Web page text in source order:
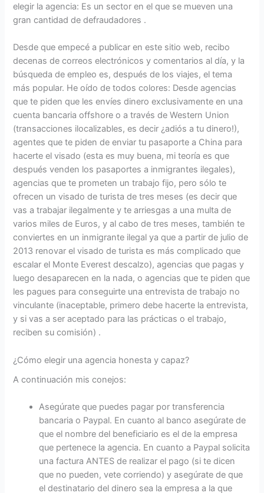
elegir la agencia: Es un sector en el que se mueven una
gran cantidad de defraudadores .
Desde que empecé a publicar en este sitio web, recibo
decenas de correos electrónicos y comentarios al día, y la
búsqueda de empleo es, después de los viajes, el tema
más popular. He oído de todos colores: Desde agencias
que te piden que les envíes dinero exclusivamente en una
cuenta bancaria offshore o a través de Western Union
(transacciones ilocalizables, es decir ¿adiós a tu dinero!),
agentes que te piden de enviar tu pasaporte a China para
hacerte el visado (esta es muy buena, mi teoría es que
después venden los pasaportes a inmigrantes ilegales),
agencias que te prometen un trabajo fijo, pero sólo te
ofrecen un visado de turista de tres meses (es decir que
vas a trabajar ilegalmente y te arriesgas a una multa de
varios miles de Euros, y al cabo de tres meses, también te
conviertes en un inmigrante ilegal ya que a partir de julio de
2013 renovar el visado de turista es más complicado que
escalar el Monte Everest descalzo), agencias que pagas y
luego desaparecen en la nada, o agencias que te piden que
les pagues para conseguirte una entrevista de trabajo no
vinculante (inaceptable, primero debe hacerte la entrevista,
y si vas a ser aceptado para las prácticas o el trabajo,
reciben su comisión) .
¿Cómo elegir una agencia honesta y capaz?
A continuación mis conejos:
Asegúrate que puedes pagar por transferencia
bancaria o Paypal. En cuanto al banco asegúrate de
que el nombre del beneficiario es el de la empresa
que pertenece la agencia. En cuanto a Paypal solicita
una factura ANTES de realizar el pago (si te dicen
que no pueden, vete corriendo) y asegúrate de que
el destinatario del dinero sea la empresa a la que